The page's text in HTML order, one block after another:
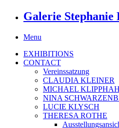
Galerie Stephanie
Menu
EXHIBITIONS
CONTACT
Vereinssatzung
CLAUDIA KLEINER
MICHAEL
NINA
LUCIE KLYSCH
THERESA ROTHE